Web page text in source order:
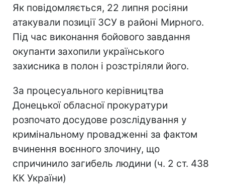
Як повідомляється, 22 липня росіяни
атакували позиції ЗСУ в районі Мирного.
Під час виконання бойового завдання
окупанти захопили українського
захисника в полон і розстріляли його.
За процесуального керівництва
Донецької обласної прокуратури
розпочато досудове розслідування у
кримінальному провадженні за фактом
вчинення воєнного злочину, що
спричинило загибель людини (ч. 2 ст. 438
КК України)